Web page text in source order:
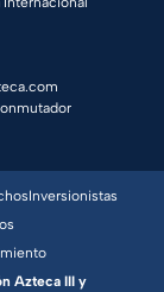
Inversionistas
Azteca III y